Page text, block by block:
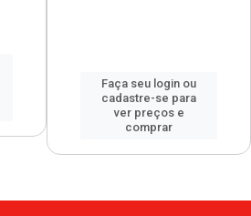
Faça seu login ou
cadastre-se para
ver preços e
comprar